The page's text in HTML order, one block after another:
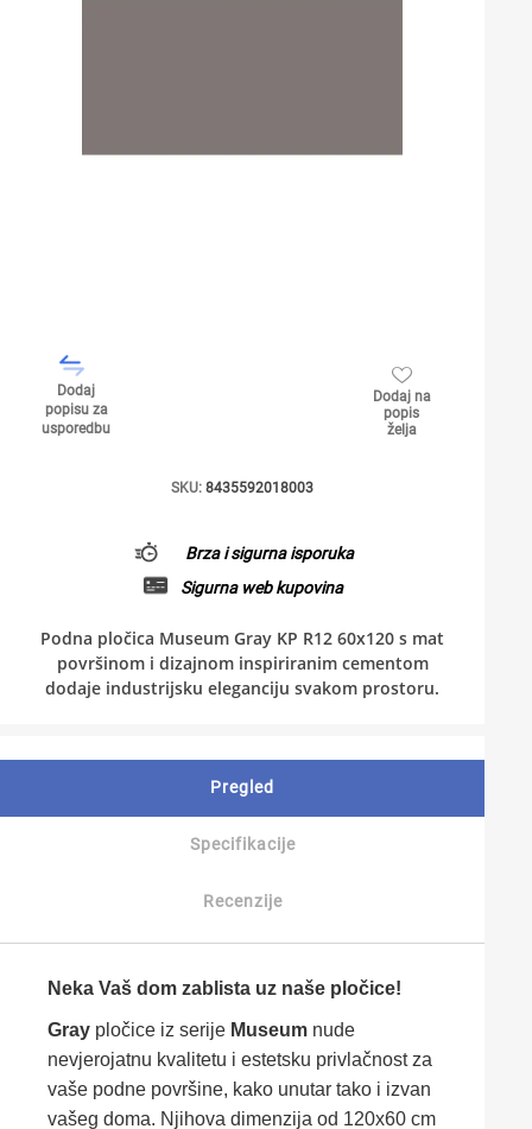
Dodaj
popisu za
usporedbu
Dodaj na
popis
želja
SKU: 8435592018003
Brza i sigurna isporuka
Sigurna web kupovina
Podna pločica Museum Gray KP R12 60x120 s mat
površinom i dizajnom inspiriranim cementom
dodaje industrijsku eleganciju svakom prostoru.
Pregled
Specifikacije
Recenzije
Neka Vaš dom zablista uz naše pločice!
Gray pločice iz serije Museum nude
nevjerojatnu kvalitetu i estetsku privlačnost za
vaše podne površine, kako unutar tako i izvan
vašeg doma. Njihova dimenzija od 120x60 cm